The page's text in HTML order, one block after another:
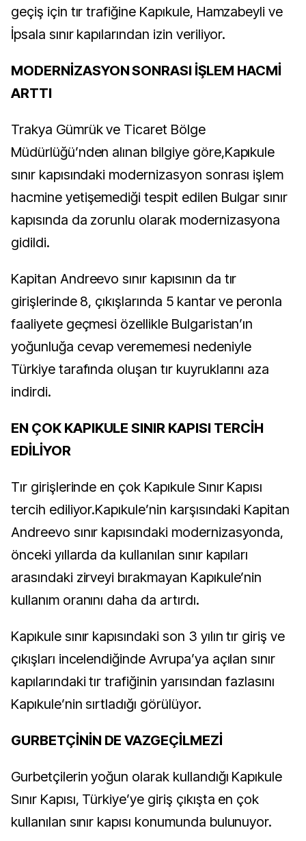
geçiş için tır trafiğine Kapıkule, Hamzabeyli ve
İpsala sınır kapılarından izin veriliyor.
MODERNİZASYON SONRASI İŞLEM HACMİ
ARTTI
Trakya Gümrük ve Ticaret Bölge
Müdürlüğü’nden alınan bilgiye göre,Kapıkule
sınır kapısındaki modernizasyon sonrası işlem
hacmine yetişemediği tespit edilen Bulgar sınır
kapısında da zorunlu olarak modernizasyona
gidildi.
Kapitan Andreevo sınır kapısının da tır
girişlerinde 8, çıkışlarında 5 kantar ve peronla
faaliyete geçmesi özellikle Bulgaristan’ın
yoğunluğa cevap verememesi nedeniyle
Türkiye tarafında oluşan tır kuyruklarını aza
indirdi.
EN ÇOK KAPIKULE SINIR KAPISI TERCİH
EDİLİYOR
Tır girişlerinde en çok Kapıkule Sınır Kapısı
tercih ediliyor.Kapıkule’nin karşısındaki Kapitan
Andreevo sınır kapısındaki modernizasyonda,
önceki yıllarda da kullanılan sınır kapıları
arasındaki zirveyi bırakmayan Kapıkule’nin
kullanım oranını daha da artırdı.
Kapıkule sınır kapısındaki son 3 yılın tır giriş ve
çıkışları incelendiğinde Avrupa’ya açılan sınır
kapılarındaki tır trafiğinin yarısından fazlasını
Kapıkule’nin sırtladığı görülüyor.
GURBETÇİNİN DE VAZGEÇİLMEZİ
Gurbetçilerin yoğun olarak kullandığı Kapıkule
Sınır Kapısı, Türkiye’ye giriş çıkışta en çok
kullanılan sınır kapısı konumunda bulunuyor.